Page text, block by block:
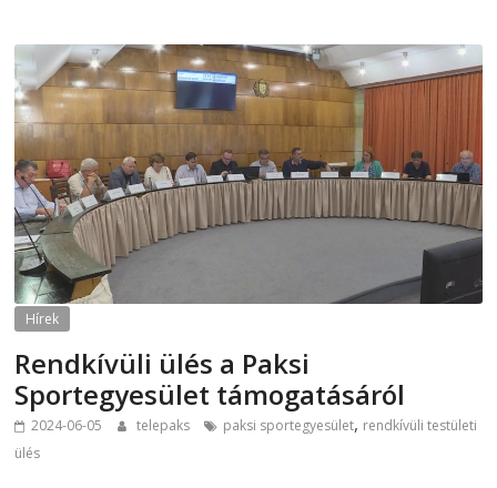
Hírek
Rendkívüli ülés a Paksi
Sportegyesület támogatásáról
2024-06-05 telepaks paksi sportegyesület, rendkívüli testületi
ülés